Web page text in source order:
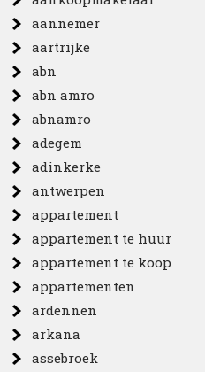
aannemer
aartrijke
abn
abn amro
abnamro
adegem
adinkerke
antwerpen
appartement
appartement te huur
appartement te koop
appartementen
ardennen
arkana
assebroek